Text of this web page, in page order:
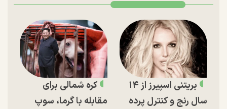
بریتنی اسپیرز از ۱۴
سال رنج و کنترل پرده
کره شمالی برای
مقابله با گرما، سوپ